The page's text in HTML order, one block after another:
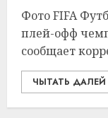
Фото FIFA
плей-офф
сообщает
ЧЫТАТЬ ДАЛЕЙ